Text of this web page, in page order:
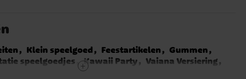
Klein speelgoed Feestartikelen
Gummen
speelgoedjes Kawaii Party
Vaiana Versiering
Minions Versiering